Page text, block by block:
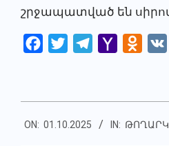
շրջապատված են
Facebook
Twitter Telegram
Yahoo
10-
ON: 01.10.2025 IN: